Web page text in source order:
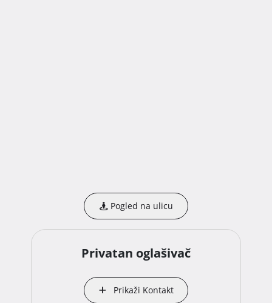
Pogled na ulicu
Privatan oglašivač
Prikaži Kontakt